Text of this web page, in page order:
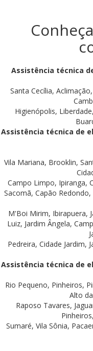
Assistência técnica
Santa Cecília,
Higienópolis,
Assistência técnica de
Vila Mariana, Brooklin,
Campo Limpo, Ipiranga,
Sacomã, Capão
M'Boi Mirim, Ibirapuera,
Luiz, Jardim Ângela,
Pedreira, Cidade Jardim,
Assistência técnica de
Rio Pequeno, Pinheiros,
Alto
Raposo Tavares,
Sumaré, Vila Sônia,